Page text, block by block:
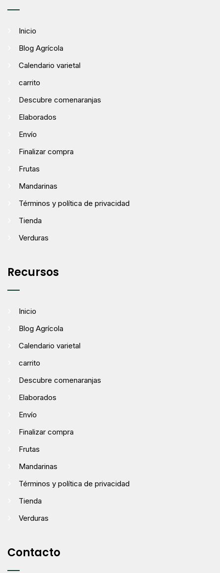
Inicio
Blog Agrícola
Calendario varietal
carrito
Descubre comenaranjas
Elaborados
Envío
Finalizar compra
Frutas
Mandarinas
Términos y política de privacidad
Tienda
Verduras
Recursos
Inicio
Blog Agrícola
Calendario varietal
carrito
Descubre comenaranjas
Elaborados
Envío
Finalizar compra
Frutas
Mandarinas
Términos y política de privacidad
Tienda
Verduras
Contacto